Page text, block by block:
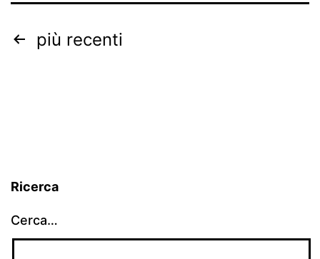
Paginazione
più recenti
Ricerca
Cerca…